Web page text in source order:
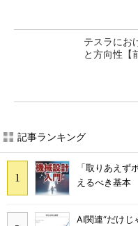
テスラにお
と方向性【
記事ランキング
「取りあえ
えるべき基本
AI関連“だけじ